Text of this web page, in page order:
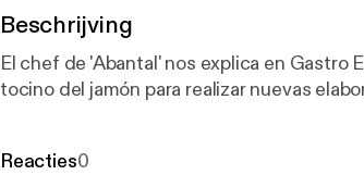
Beschrijving
El chef de 'Abantal' nos explica en Gastro
tocino del jamón para realizar nuevas
Reacties0